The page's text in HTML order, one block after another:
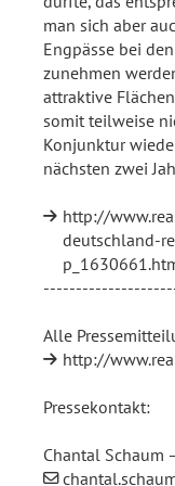
man sich aber
Engpässe bei
zunehmen
attraktive
somit teilweise
Konjunktur
nächsten zwei
http://
deutschland-
Alle
http://
Pressekontakt:
Chantal Schaum